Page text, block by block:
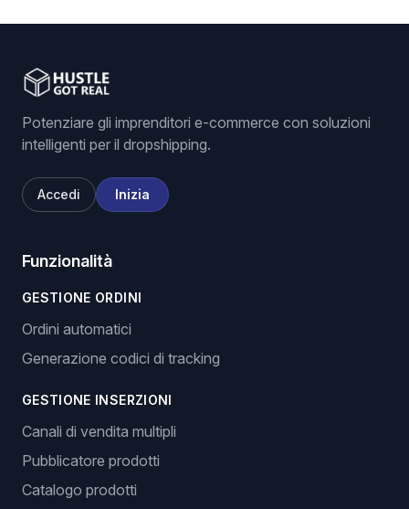
Potenziare gli imprenditori e-commerce con soluzioni
intelligenti per il dropshipping.
Accedi Inizia
Funzionalità
GESTIONE ORDINI
Ordini automatici
Generazione codici di tracking
GESTIONE INSERZIONI
Canali di vendita multipli
Pubblicatore prodotti
Catalogo prodotti